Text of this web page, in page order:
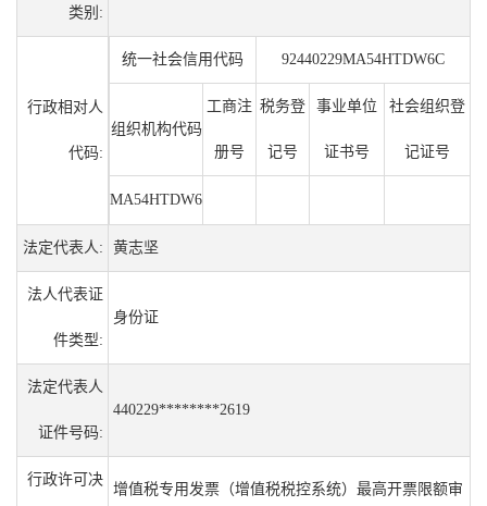
类别:
行政相对人
代码:
统一社会信用代码 92440229MA54HTDW6C
组织机构代码
工商注
册号
税务登
记号
事业单位
证书号
社会组织登
记证号
MA54HTDW6
法定代表人: 黄志坚
法人代表证
件类型:
身份证
法定代表人
证件号码:
440229********2619
行政许可决
增值税专用发票（增值税税控系统）最高开票限额审